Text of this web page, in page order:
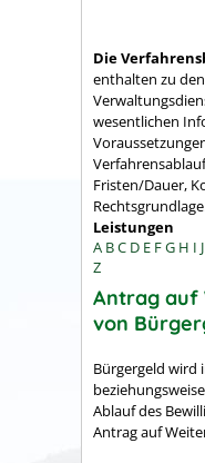
Die
enthalten zu
wesentlichen
Fristen/Dauer,
Leistungen
A BC D E FG H I J
Z
Antrag auf
von
Bürgergeld wird
Ablauf des
Antrag auf